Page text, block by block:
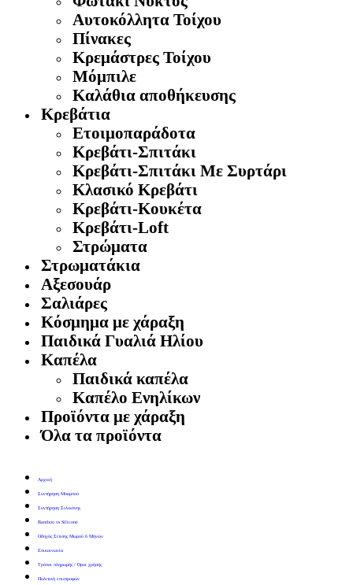
Αυτοκόλλητα Τοίχου
Πίνακες
Κρεμάστρες Τοίχου
Μόμπιλε
Καλάθια αποθήκευσης
Κρεβάτια
Ετοιμοπαράδοτα
Κρεβάτι-Σπιτάκι
Κρεβάτι-Σπιτάκι Με Συρτάρι
Κλασικό Κρεβάτι
Κρεβάτι-Κουκέτα
Κρεβάτι-Loft
Στρώματα
Στρωματάκια
Αξεσουάρ
Σαλιάρες
Κόσμημα με χάραξη
Παιδικά Γυαλιά Ηλίου
Καπέλα
Παιδικά καπέλα
Καπέλο Ενηλίκων
Προϊόντα με χάραξη
Όλα τα προϊόντα
Αρχική
Συντήρηση Μπαμπού
Συντήρηση Σιλικόνης
Bamboo vs Silicone
Οδηγός Σίτισης Μωρού 6 Μηνών
Επικοινωνία
Τρόποι πληρωμής / Όροι χρήσης
Πολιτική επιστροφών